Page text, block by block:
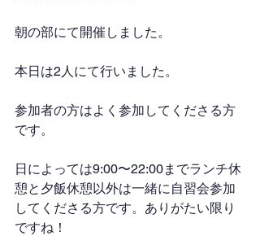
朝の部にて開催しました。
本日は2人にて行いました。
参加者の方はよく参加してくださる方
です。
日によっては9:00〜22:00までランチ休
憩と夕飯休憩以外は一緒に自習会参加
してくださる方です。ありがたい限り
ですね！